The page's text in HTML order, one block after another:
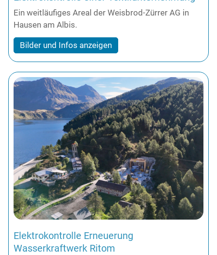
Ein weitläufiges Areal der Weisbrod-Zürrer AG in
Hausen am Albis.
Bilder und Infos anzeigen
Elektrokontrolle Erneuerung
Wasserkraftwerk Ritom